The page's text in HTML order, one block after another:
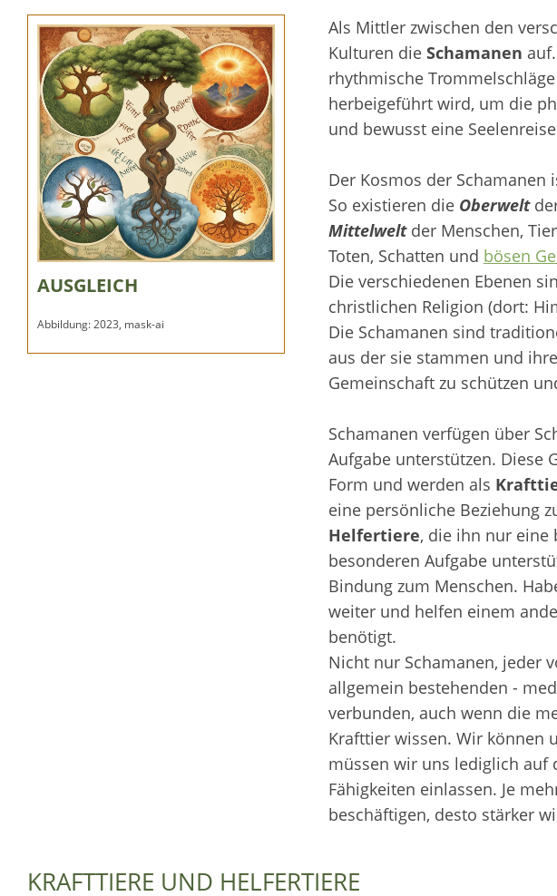
AUSGLEICH
Abbildung: 2023, mask-ai
Als Mittler zwischen den
Kulturen die Schamanen
rhythmische
herbeigeführt wird, um die
und bewusst eine
Der Kosmos der
So existieren die Oberwelt
Mittelweltder Menschen,
Toten, Schatten und bösen
Die verschiedenen Ebenen
christlichen Religion (dort:
Die Schamanen sind
aus der sie stammen und
Gemeinschaft zu schützen
Schamanen verfügen über
Aufgabe unterstützen. Diese
Form und werden als
eine persönliche Beziehung
Helfertiere, die ihn nur eine
besonderen Aufgabe
Bindung zum Menschen.
weiter und helfen einem
benötigt.
Nicht nur Schamanen, jeder
allgemein bestehenden -
verbunden, auch wenn die
Krafttier wissen. Wir können
müssen wir uns lediglich auf
Fähigkeiten einlassen. Je
beschäftigen, desto stärker
KRAFTTIERE UND HELFERTIERE